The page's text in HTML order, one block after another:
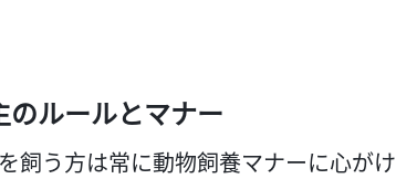
のルールとマナー
飼う方は常に動物飼養マナーに心がけ